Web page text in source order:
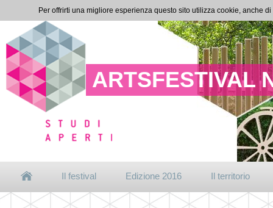
ARTSFESTIVAL
Il festival Edizione 2016 Il territorio
Per offrirti una migliore esperienza questo sito utilizza cookie, anche